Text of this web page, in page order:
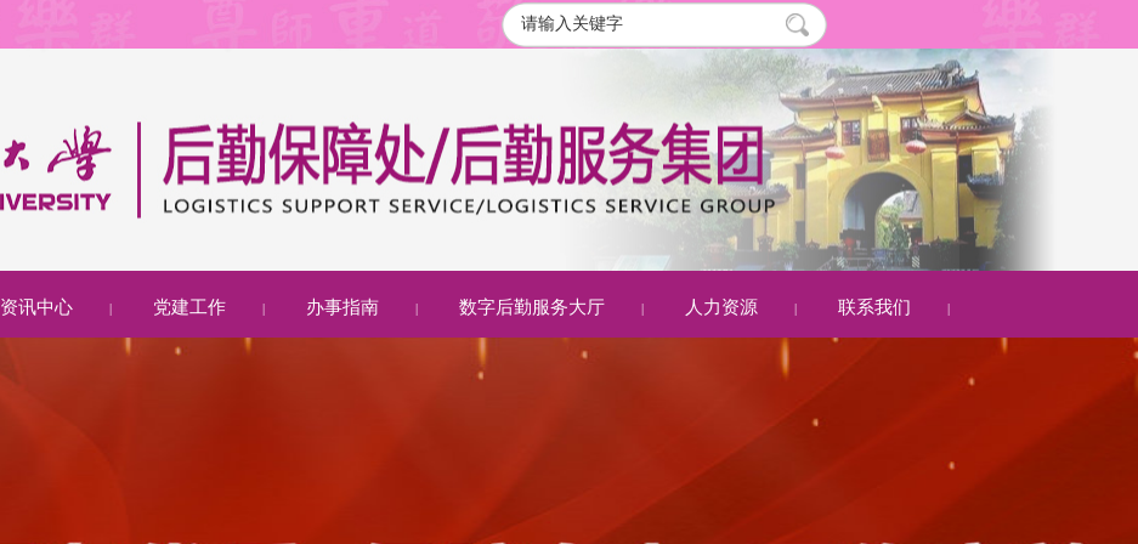
资讯中心 | 党建工作 | 办事指南 | 数字后勤服务大厅 | 人力资源 | 联系我们 |